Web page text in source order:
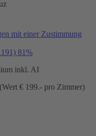
mit einer Zustimmung
81%
inkl. AI
€ 199.- pro Zimmer)